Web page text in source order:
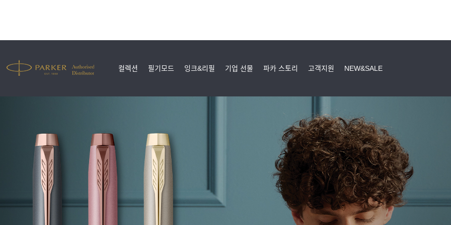
컬렉션 필기모드 잉크&리필 기업 선물 파카 스토리 고객지원 NEW&SALE